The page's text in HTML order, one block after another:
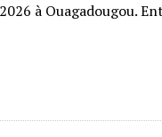
à Ouagadougou.